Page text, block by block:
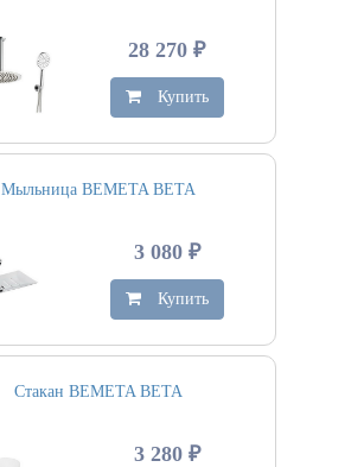
28 270 ₽
Купить
Мыльница BEMETA BETA
3 080 ₽
Купить
Стакан BEMETA BETA
3 280 ₽